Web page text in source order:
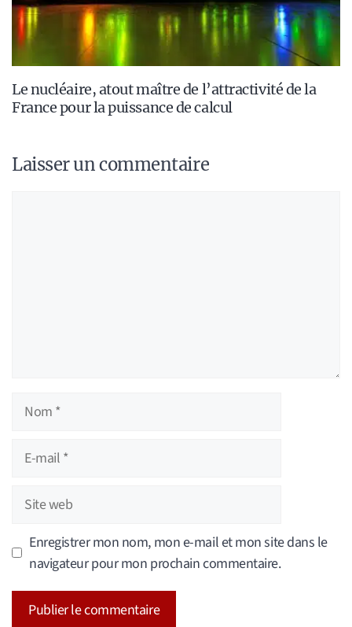
Le nucléaire, atout maître de l’attractivité de la
France pour la puissance de calcul
Laisser un commentaire
Nom
Site
web
Enregistrer mon nom, mon e-mail et mon site dans le
navigateur pour mon prochain commentaire.